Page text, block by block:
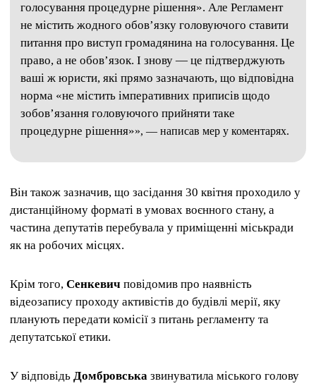
голосування процедурне рішення». Але Регламент
не містить жодного обов’язку головуючого ставити
питання про виступ громадянина на голосування. Це
право, а не обов’язок. І знову — це підтверджують
ваші ж юристи, які прямо зазначають, що відповідна
норма «не містить імперативних приписів щодо
зобов’язання головуючого прийняти таке
процедурне рішення»», — написав мер у коментарях.
Він також зазначив, що засідання 30 квітня проходило у
дистанційному форматі в умовах воєнного стану, а
частина депутатів перебувала у приміщенні міськради
як на робочих місцях.
Крім того, Сенкевич повідомив про наявність
відеозапису проходу активістів до будівлі мерії, яку
планують передати комісії з питань регламенту та
депутатської етики.
У відповідь Домбровська звинуватила міського голову